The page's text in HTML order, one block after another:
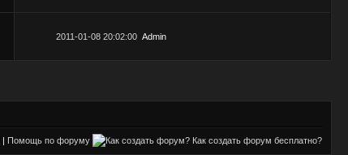
2011-01-08 20:02:00 Admin
| Помощь по форуму